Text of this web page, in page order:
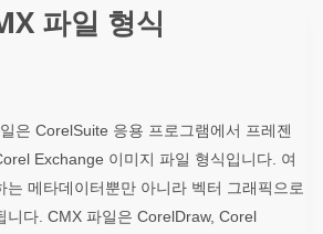
파일 형식
은 CorelSuite 응용 프로그램에서 프레젠
Exchange 이미지 파일 형식입니다. 여
는 메타데이터뿐만 아니라 벡터 그래픽으로
니다. CMX 파일은 CorelDraw, Corel